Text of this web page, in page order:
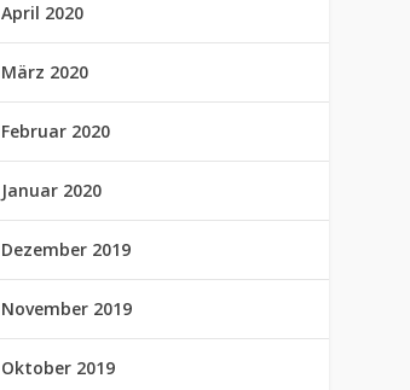
April 2020
März 2020
Februar 2020
Januar 2020
Dezember 2019
November 2019
Oktober 2019